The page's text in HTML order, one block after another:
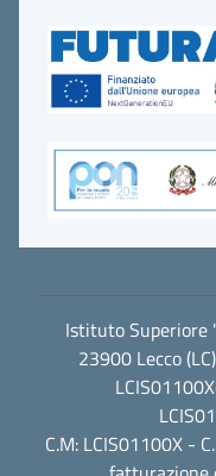
Istituto Superiore
23900 Lecco
C.M: LCIS01100X -